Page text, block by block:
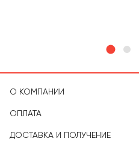
О КОМПАНИИ
ОПЛАТА
ДОСТАВКА И ПОЛУЧЕНИЕ